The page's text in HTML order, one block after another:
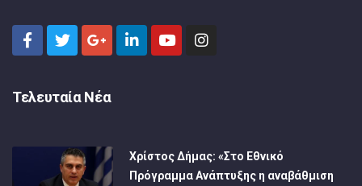
Τελευταία Νέα
Χρίστος Δήμας: «Στο Εθνικό
Πρόγραμμα Ανάπτυξης η αναβάθμιση